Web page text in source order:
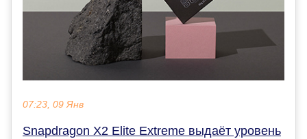
07:23, 09 Янв
Snapdragon X2 Elite Extreme выдаёт уровень